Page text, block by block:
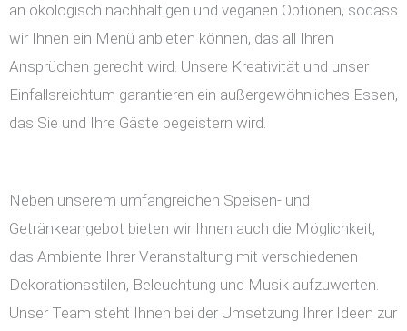
an ökologisch nachhaltigen und veganen Optionen, sodass
wir Ihnen ein Menü anbieten können, das all Ihren
Ansprüchen gerecht wird. Unsere Kreativität und unser
Einfallsreichtum garantieren ein außergewöhnliches Essen,
das Sie und Ihre Gäste begeistern wird.
Neben unserem umfangreichen Speisen- und
Getränkeangebot bieten wir Ihnen auch die Möglichkeit,
das Ambiente Ihrer Veranstaltung mit verschiedenen
Dekorationsstilen, Beleuchtung und Musik aufzuwerten.
Unser Team steht Ihnen bei der Umsetzung Ihrer Ideen zur